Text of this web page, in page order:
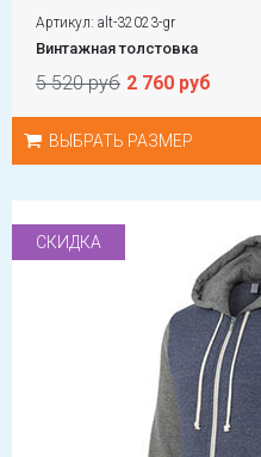
Артикул: alt-32023-gr
Винтажная толстовка
5 520 руб 2 760 руб
ВЫБРАТЬ РАЗМЕР
СКИДКА